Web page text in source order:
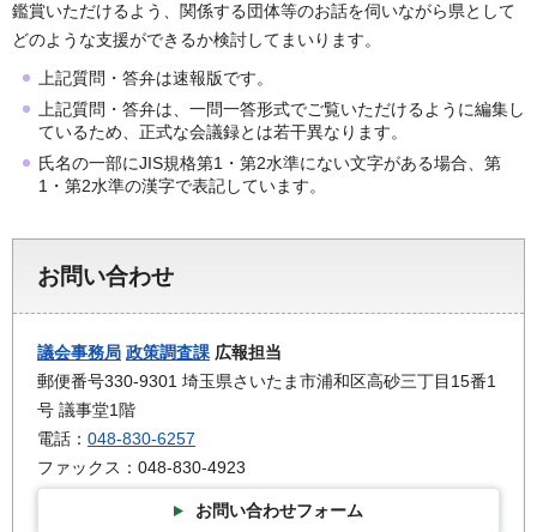
鑑賞いただけるよう、関係する団体等のお話を伺いながら県として
どのような支援ができるか検討してまいります。
上記質問・答弁は速報版です。
上記質問・答弁は、一問一答形式でご覧いただけるように編集し
ているため、正式な会議録とは若干異なります。
氏名の一部にJIS規格第1・第2水準にない文字がある場合、第
1・第2水準の漢字で表記しています。
お問い合わせ
議会事務局 政策調査課 広報担当
郵便番号330-9301 埼玉県さいたま市浦和区高砂三丁目15番1
号 議事堂1階
電話： 048-830-6257
ファックス：048-830-4923
お問い合わせフォーム